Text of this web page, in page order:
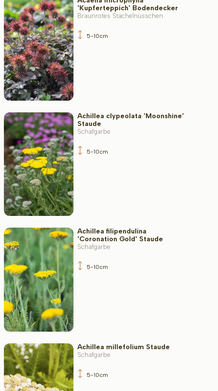
Widerstandsfähigkeit
Immergrün
Duftend
Fruchttragend
Bodenart
Filter toepassen
'Kupferteppich' Bodendecker
Braunrotes Stachelnüsschen
5-10cm
Achillea clypeolata 'Moonshine'
Staude
Schafgarbe
5-10cm
Achillea filipendulina
'Coronation Gold' Staude
Schafgarbe
5-10cm
Achillea millefolium Staude
Schafgarbe
5-10cm